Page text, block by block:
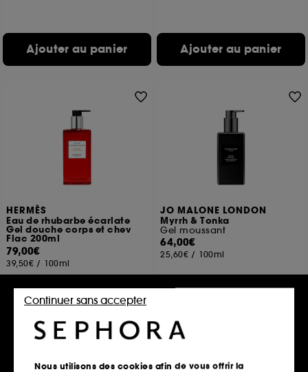
Ajouter au panier Ajouter au panier
HERMÈS
Eau de rhubarbe écarlate
Gel douche corps et chev
Flac 200ml
79,00€
39,50€ / 100ml
Ajouter au panier
JO MALONE LONDON
Myrrh & Tonka
Gel moussant
64,00€
25,60€ / 100ml
Ajouter au panier
Nous utilisons des cookies afin de vous offrir la
Continuer sans accepter